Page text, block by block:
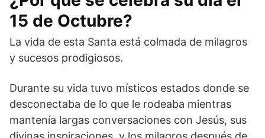
15 de Octubre?
La vida de esta Santa está colmada de milagros
y sucesos prodigiosos.
Durante su vida tuvo místicos estados donde se
desconectaba de lo que le rodeaba mientras
mantenía largas conversaciones con Jesús, sus